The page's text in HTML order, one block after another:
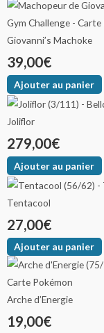
Giovanni’s Machoke
39,00€
Ajouter au panier
Joliflor
279,00€
Ajouter au panier
Tentacool
27,00€
Ajouter au panier
Arche d’Energie
19,00€